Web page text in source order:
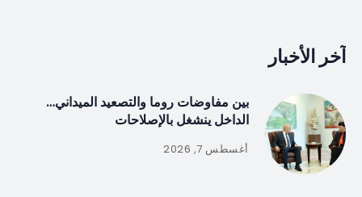
آخر الأخبار
بين مفاوضات روما والتصعيد الميداني…
الداخل ينشغل بالإصلاحات
أغسطس 7, 2026